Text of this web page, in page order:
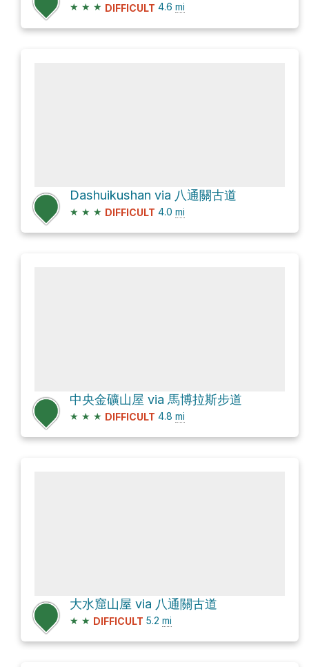
★ ★ ★ DIFFICULT 4.6 mi
Dashuikushan via 八通關古道
★ ★ ★ DIFFICULT 4.0 mi
中央金礦山屋 via 馬博拉斯步道
★ ★ ★ DIFFICULT 4.8 mi
大水窟山屋 via 八通關古道
★ ★ DIFFICULT 5.2 mi